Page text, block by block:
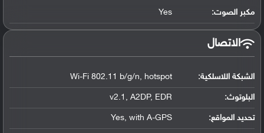
مكبر الصوت: Yes
الاتصال
الشبكة اللاسلكية: Wi-Fi 802.11 b/g/n, hotspot
البلوتوث:
v2.1, A2DP, EDR
تحديد المواقع:
Yes, with A-GPS